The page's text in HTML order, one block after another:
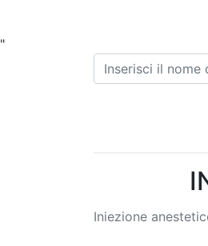
"
Ricerca
Iniezione